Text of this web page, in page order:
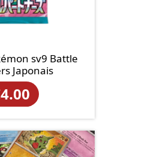
sv9 Battle
Japonais
4.00